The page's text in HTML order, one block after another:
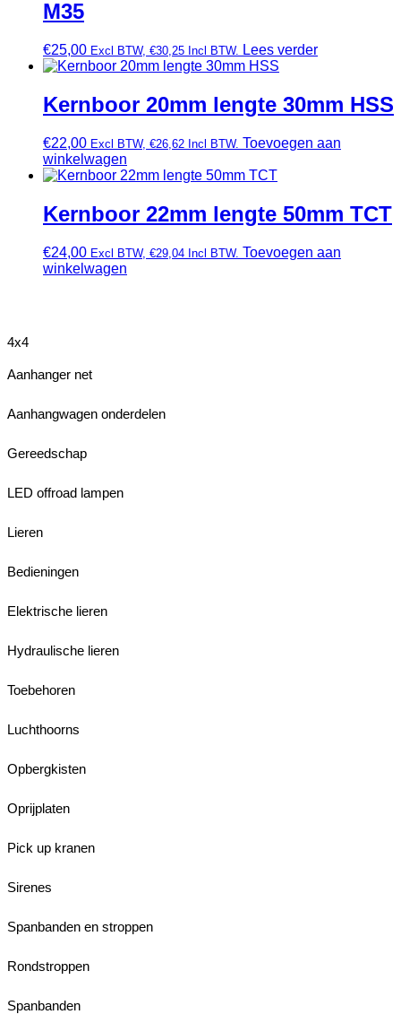
M35
€25,00 Excl BTW, €30,25 Incl BTW. Lees verder
Kernboor 20mm lengte 30mm HSS
€22,00 Excl BTW, €26,62 Incl BTW. Toevoegen aan
winkelwagen
Kernboor 22mm lengte 50mm TCT
€24,00 Excl BTW, €29,04 Incl BTW. Toevoegen aan
winkelwagen
4x4
Aanhanger net
Aanhangwagen onderdelen
Gereedschap
LED offroad lampen
Lieren
Bedieningen
Elektrische lieren
Hydraulische lieren
Toebehoren
Luchthoorns
Opbergkisten
Oprijplaten
Pick up kranen
Sirenes
Spanbanden en stroppen
Rondstroppen
Spanbanden